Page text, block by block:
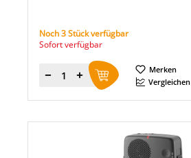
Noch 3 Stück verfügbar
Sofort verfügbar
Menge
Merken
Vergleichen